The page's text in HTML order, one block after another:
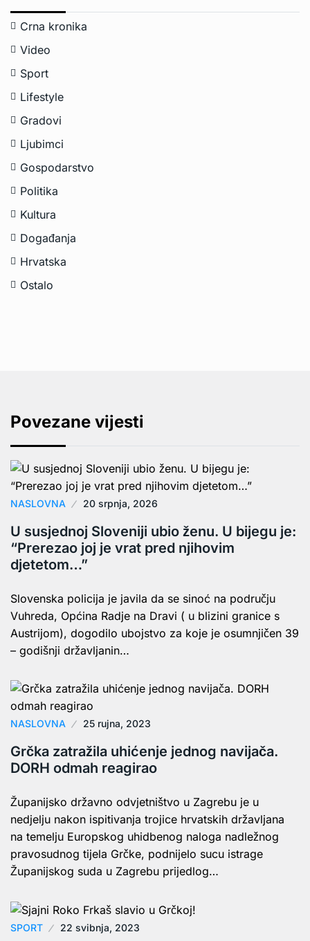
Crna kronika
Video
Sport
Lifestyle
Gradovi
Ljubimci
Gospodarstvo
Politika
Kultura
Događanja
Hrvatska
Ostalo
Povezane vijesti
NASLOVNA 20 srpnja, 2026
U susjednoj Sloveniji ubio ženu. U bijegu je:
“Prerezao joj je vrat pred njihovim
djetetom…”
Slovenska policija je javila da se sinoć na području
Vuhreda, Općina Radje na Dravi ( u blizini granice s
Austrijom), dogodilo ubojstvo za koje je osumnjičen 39
– godišnji državljanin…
NASLOVNA 25 rujna, 2023
Grčka zatražila uhićenje jednog navijača.
DORH odmah reagirao
Županijsko državno odvjetništvo u Zagrebu je u
nedjelju nakon ispitivanja trojice hrvatskih državljana
na temelju Europskog uhidbenog naloga nadležnog
pravosudnog tijela Grčke, podnijelo sucu istrage
Županijskog suda u Zagrebu prijedlog…
SPORT 22 svibnja, 2023